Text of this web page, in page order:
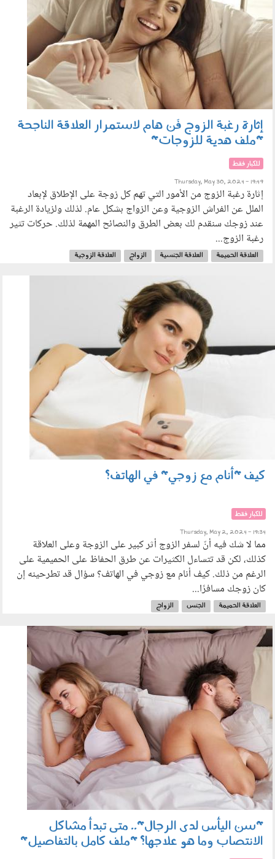
إثارة رغبة الزوج فَن هام لاستمرار العلاقة الناجحة
"ملف هدية للزوجات"
للكبار فقط
Thursday, May 30, 2024 - 19:49
إثارة رغبة الزوج من الأمور التي تهم كل زوجة على الإطلاق لإبعاد
الملل عن الفراش الزوجية وعن الزواج بشكل عام. لذلك ولزيادة الرغبة
عند زوجك سنقدم لك بعض الطرق والنصائح المهمة لذلك. حركات تثير
رغبة الزوج...
العلاقة الحميمة العلاقة الجنسية الزواج العلاقة الزوجية
كيف "أنام مع زوجي" في الهاتف؟
للكبار فقط
Thursday, May 2, 2024 - 19:34
مما لا شك فيه أنّ لسفر الزوج أثر كبير على الزوجة وعلى العلاقة
كذلك، لكن قد تتساءل الكثيرات عن طرق الحفاظ على الحميمية على
الرغم من ذلك. كيف أنام مع زوجي في الهاتف؟ سؤال قد تطرحينه إن
كان زوجك مسافرًا...
العلاقة الحميمة الجنس الزواج
2202014.jpg
"سن اليأس لدى الرجال".. متى تبدأ مشاكل
الانتصاب وما هو علاجها؟ "ملف كامل بالتفاصيل"